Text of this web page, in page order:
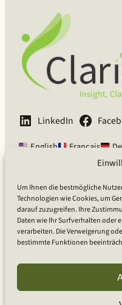
Um Ihnen die bestmögliche
Technologien wie Cookies, um
darauf zuzugreifen. Ihre
Daten wie Ihr Surfverhalten oder
verarbeiten. Die Verweigerung
bestimmte Funktionen
LinkedIn
English Français
Vom Mut geführt, von
Ottawa, ON, Kanada
Globale Kunden